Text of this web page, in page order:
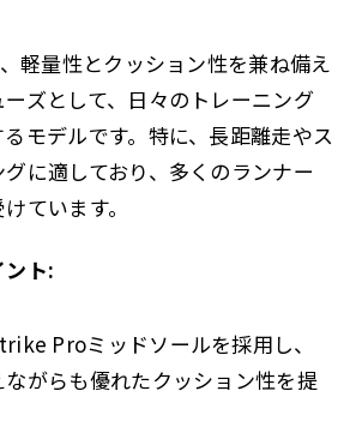
軽量性とクッション性を兼ね備え
ズとして、日々のトレーニング
モデルです。特に、長距離走やス
に適しており、多くのランナー
ています。
ト:
Proミッドソールを採用し、
がらも優れたクッション性を提